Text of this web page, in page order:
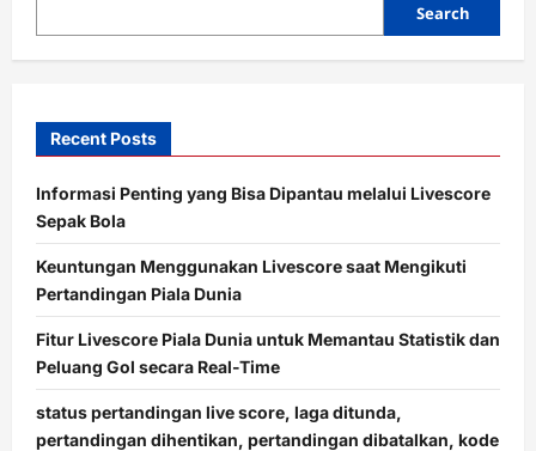
Search
Recent Posts
Informasi Penting yang Bisa Dipantau melalui Livescore
Sepak Bola
Keuntungan Menggunakan Livescore saat Mengikuti
Pertandingan Piala Dunia
Fitur Livescore Piala Dunia untuk Memantau Statistik dan
Peluang Gol secara Real-Time
status pertandingan live score, laga ditunda,
pertandingan dihentikan, pertandingan dibatalkan, kode